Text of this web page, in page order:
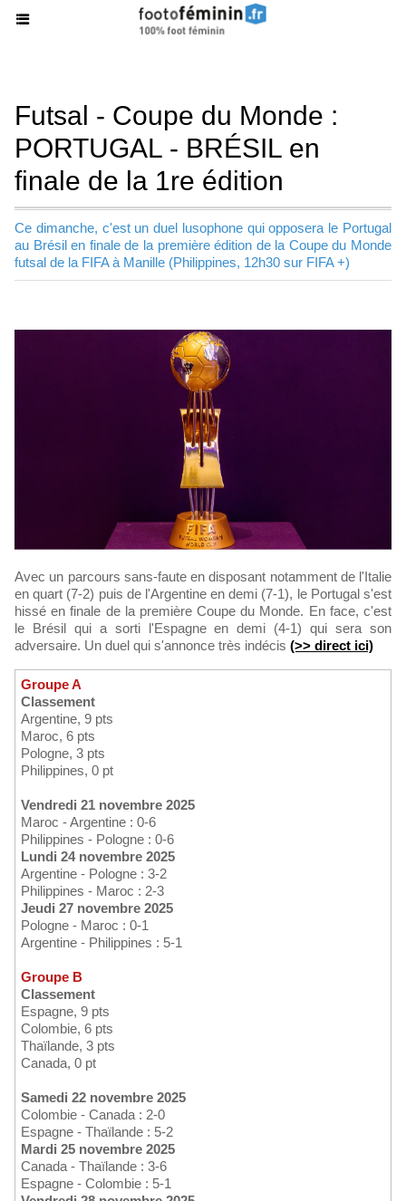
Futsal - Coupe du Monde :
PORTUGAL - BRÉSIL en
finale de la 1re édition
Ce dimanche, c'est un duel lusophone qui opposera le Portugal
au Brésil en finale de la première édition de la Coupe du Monde
futsal de la FIFA à Manille (Philippines, 12h30 sur FIFA +)
Avec un parcours sans-faute en disposant notamment de l'Italie
en quart (7-2) puis de l'Argentine en demi (7-1), le Portugal s'est
hissé en finale de la première Coupe du Monde. En face, c'est
le Brésil qui a sorti l'Espagne en demi (4-1) qui sera son
adversaire. Un duel qui s'annonce très indécis (>> direct ici)
Groupe A
Classement
Argentine, 9 pts
Maroc, 6 pts
Pologne, 3 pts
Philippines, 0 pt
Vendredi 21 novembre 2025
Maroc - Argentine : 0-6
Philippines - Pologne : 0-6
Lundi 24 novembre 2025
Argentine - Pologne : 3-2
Philippines - Maroc : 2-3
Jeudi 27 novembre 2025
Pologne - Maroc : 0-1
Argentine - Philippines : 5-1
Groupe B
Classement
Espagne, 9 pts
Colombie, 6 pts
Thaïlande, 3 pts
Canada, 0 pt
Samedi 22 novembre 2025
Colombie - Canada : 2-0
Espagne - Thaïlande : 5-2
Mardi 25 novembre 2025
Canada - Thaïlande : 3-6
Espagne - Colombie : 5-1